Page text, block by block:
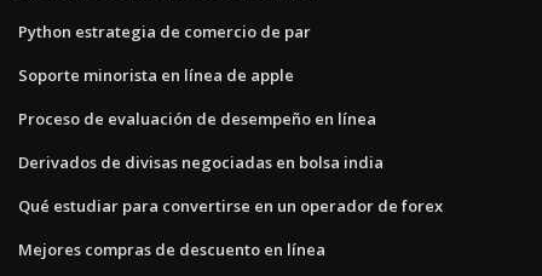
Python estrategia de comercio de par
Soporte minorista en línea de apple
Proceso de evaluación de desempeño en línea
Derivados de divisas negociadas en bolsa india
Qué estudiar para convertirse en un operador de forex
Mejores compras de descuento en línea